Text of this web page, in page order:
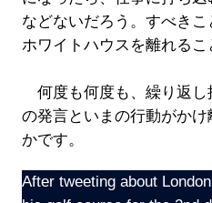
などないだろう。すべきこ
ホワイトハウスを離れるこ
何度も何度も、繰り返し
の発言といまの行動がか
かです。
After tweeting about